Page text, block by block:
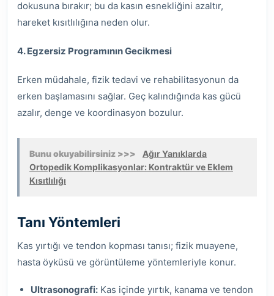
dokusuna bırakır; bu da kasın esnekliğini azaltır,
hareket kısıtlılığına neden olur.
4. Egzersiz Programının Gecikmesi
Erken müdahale, fizik tedavi ve rehabilitasyonun da
erken başlamasını sağlar. Geç kalındığında kas gücü
azalır, denge ve koordinasyon bozulur.
Bunu okuyabilirsiniz >>>
Ağır Yanıklarda
Ortopedik Komplikasyonlar: Kontraktür ve Eklem
Kısıtlılığı
Tanı Yöntemleri
Kas yırtığı ve tendon kopması tanısı; fizik muayene,
hasta öyküsü ve görüntüleme yöntemleriyle konur.
Ultrasonografi: Kas içinde yırtık, kanama ve tendon